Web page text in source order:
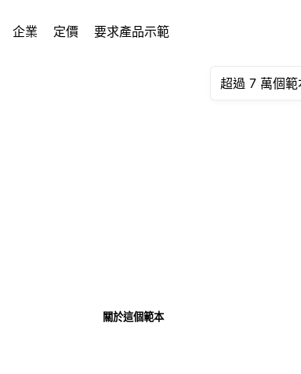
企業 定價 要求產品示範
關於這個範本